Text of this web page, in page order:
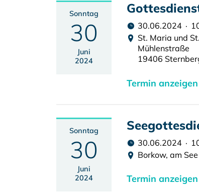
Sonntag
30
Juni
2024
30.06.2024 ·
St. Maria und
Mühlenstraße
19406
Termin anzeigen
Sonntag
30
Juni
2024
30.06.2024 ·
Borkow, am See
Termin anzeigen